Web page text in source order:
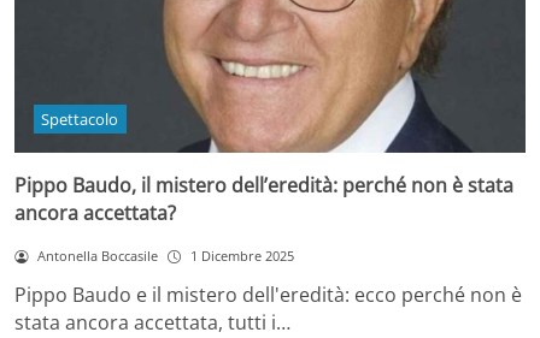
Spettacolo
Pippo Baudo, il mistero dell’eredità: perché non è stata
ancora accettata?
Antonella Boccasile 1 Dicembre 2025
Pippo Baudo e il mistero dell'eredità: ecco perché non è
stata ancora accettata, tutti i…